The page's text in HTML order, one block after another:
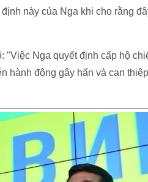
này của Nga khi cho rằng
Nga quyết định cấp hộ
hành động gây hấn và can